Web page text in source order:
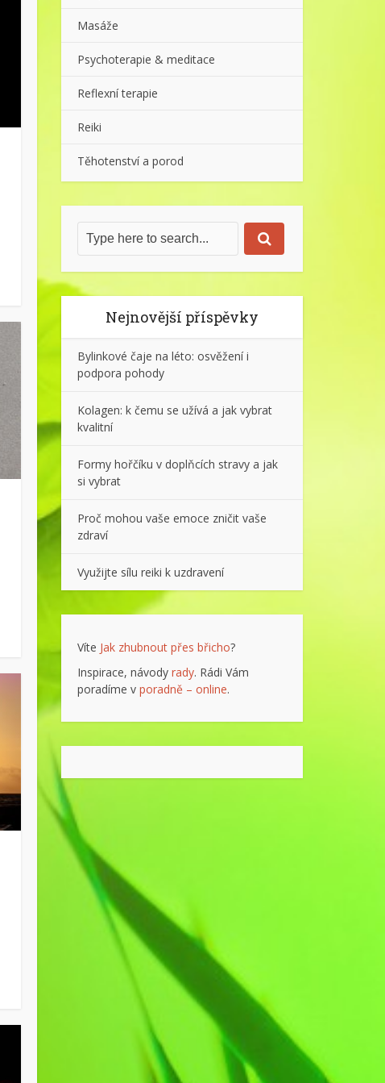
Masáže
Psychoterapie & meditace
Reflexní terapie
Reiki
Těhotenství a porod
Nejnovější příspěvky
Bylinkové čaje na léto: osvěžení i
podpora pohody
Kolagen: k čemu se užívá a jak vybrat
kvalitní
Formy hořčíku v doplňcích stravy a jak
si vybrat
Proč mohou vaše emoce zničit vaše
zdraví
Využijte sílu reiki k uzdravení
Víte Jak zhubnout přes břicho?
Inspirace, návody rady. Rádi Vám
poradíme v poradně – online.